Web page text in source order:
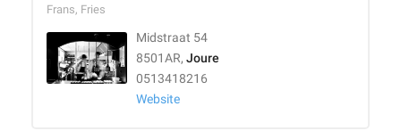
Frans, Fries
Midstraat 54
8501AR, Joure
0513418216
Website